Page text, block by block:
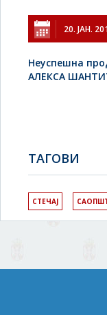
20. ЈАН.
Неуспешна
АЛЕКСА
TAГОВИ
СТЕЧАЈ